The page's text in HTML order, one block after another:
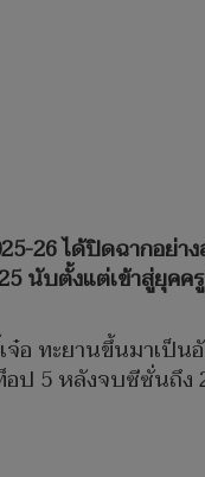
26 ได้ปิดฉากอ
นับตั้งแต่เข้าสู่ยุคค
จ๋อ ทะยานขึ้นมาเป็
อป 5 หลังจบซีซั่นถึ